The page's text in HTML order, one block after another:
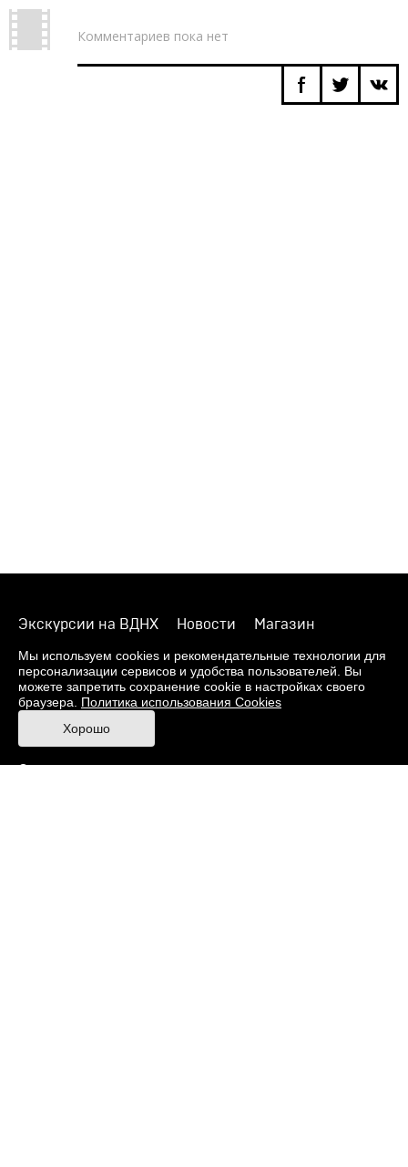
Комментариев пока нет
Экскурсии на ВДНХ Новости
Магазин
О музее
Фонды
Виртуальный музей
Издания
Пресс-центр
Контакты
Правила посещения Музея
Ответы на частые вопросы
Мы используем cookies и рекомендательные технологии для
персонализации сервисов и удобства пользователей. Вы
можете запретить сохранение cookie в настройках своего
браузера. Политика использования Cookies
Хорошо